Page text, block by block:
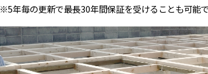
※5年毎の更新で最長30年間保証を受けることも可能で